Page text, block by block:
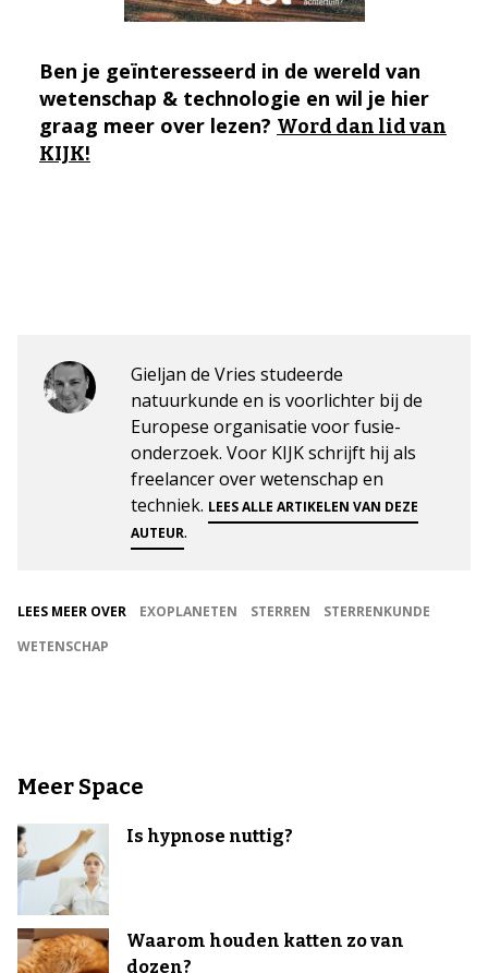
Ben je geïnteresseerd in de wereld van
wetenschap & technologie en wil je hier
graag meer over lezen? Word dan lid van
KIJK!
Gieljan de Vries studeerde
natuurkunde en is voorlichter bij de
Europese organisatie voor fusie-
onderzoek. Voor KIJK schrijft hij als
freelancer over wetenschap en
techniek. LEES ALLE ARTIKELEN VAN DEZE
AUTEUR.
LEES MEER OVER EXOPLANETEN STERREN
STERRENKUNDE
WETENSCHAP
Meer Space
Is hypnose nuttig?
Waarom houden katten zo van
dozen?